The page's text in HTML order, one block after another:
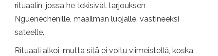
rituaalin, jossa he tekisivät tarjouksen
Nguenechenille, maailman luojalle, vastineeksi
sateelle.
Rituaali alkoi, mutta sitä ei voitu viimeistellä, koska